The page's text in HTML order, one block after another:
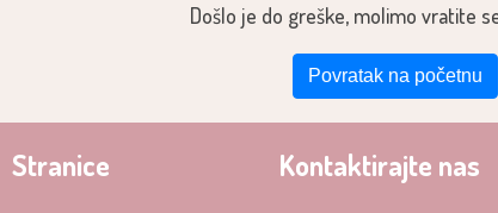
Došlo je do greške, molimo vratite
Povratak na početnu
Stranice Kontaktirajte nas